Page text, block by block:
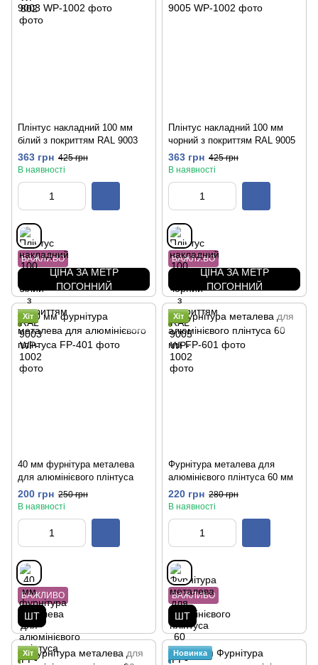
Плінтус накладний 100 мм
білий з покриттям RAL 9003
363 грн 425 грн
В наявності
ВАЖЛИВО
ЦІНА ЗА МЕТР
ПОГОННИЙ
Плінтус накладний 100 мм
чорний з покриттям RAL 9005
363 грн 425 грн
В наявності
ВАЖЛИВО
ЦІНА ЗА МЕТР
ПОГОННИЙ
Хіт
40 мм фурнітура металева
для алюмінієвого плінтуса
200 грн 250 грн
В наявності
ВАЖЛИВО
ШТ
Хіт
Фурнітура металева для
алюмінієвого плінтуса 60 мм
220 грн 280 грн
В наявності
ВАЖЛИВО
ШТ
Хіт Новинка